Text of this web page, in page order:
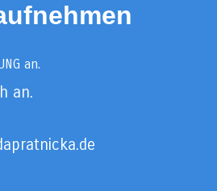
an.
an.